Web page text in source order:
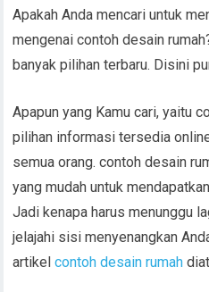
Apakah Anda mencari untuk
mengenai contoh desain
banyak pilihan terbaru. Disini
Apapun yang Kamu cari, yaitu
pilihan informasi tersedia
semua orang. contoh desain
yang mudah untuk
Jadi kenapa harus menunggu
jelajahi sisi menyenangkan
artikelcontoh desain rumah